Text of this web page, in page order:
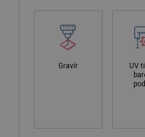
Gravír
UV